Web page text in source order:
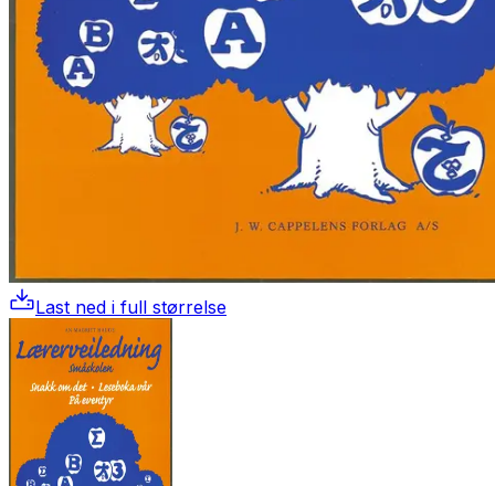
Last ned i full størrelse